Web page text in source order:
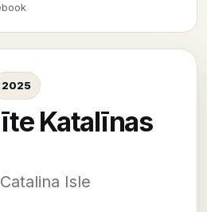
2025
Katalīnas
Isle